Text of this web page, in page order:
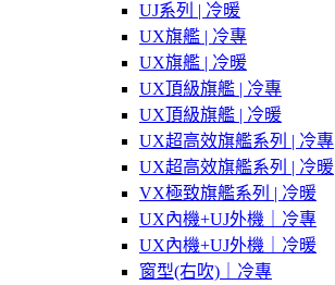
UJ系列 | 冷暖
UX旗艦 | 冷專
UX旗艦 | 冷暖
UX頂級旗艦 | 冷專
UX頂級旗艦 | 冷暖
UX超高效旗艦系列 | 冷專
UX超高效旗艦系列 | 冷暖
VX極致旗艦系列 | 冷暖
UX內機+UJ外機｜冷專
UX內機+UJ外機｜冷暖
窗型(右吹)｜冷專